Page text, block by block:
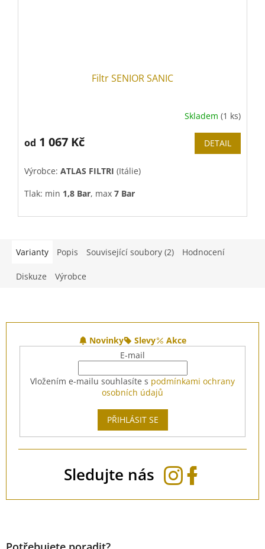
Filtr SENIOR SANIC
Skladem (1 ks)
od 1 067 Kč DETAIL
Výrobce: ATLAS FILTRI (Itálie)
Tlak: min 1,8 Bar, max 7 Bar
Teplota: od+4°Cdo+45°C
Varianty
Popis Související soubory (2) Hodnocení
Diskuze Výrobce
Novinky Slevy
Akce
E-mail
Vložením e-mailu souhlasíte s podmínkami ochrany
osobních údajů
PŘIHLÁSIT SE
Sledujte nás